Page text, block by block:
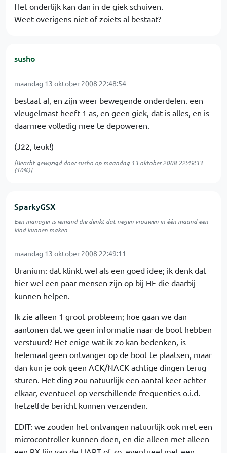
Het onderlijk kan dan in de giek schuiven.
Weet overigens niet of zoiets al bestaat?
susho
maandag 13 oktober 2008 22:48:54
bestaat al, en zijn weer bewegende onderdelen. een
vleugelmast heeft 1 as, en geen giek, dat is alles, en is
daarmee volledig mee te depoweren.
(J22, leuk!)
[Bericht gewijzigd doorsusho op maandag 13 oktober 2008 22:49:33
(10%)]
SparkyGSX
Een manager is iemand die denkt dat negen vrouwen in één maand een
kind kunnen maken
maandag 13 oktober 2008 22:49:11
Uranium: dat klinkt wel als een goed idee; ik denk dat
hier wel een paar mensen zijn op bij HF die daarbij
kunnen helpen.
Ik zie alleen 1 groot probleem; hoe gaan we dan
aantonen dat we geen informatie naar de boot hebben
verstuurd? Het enige wat ik zo kan bedenken, is
helemaal geen ontvanger op de boot te plaatsen, maar
dan kun je ook geen ACK/NACK achtige dingen terug
sturen. Het ding zou natuurlijk een aantal keer achter
elkaar, eventueel op verschillende frequenties o.i.d.
hetzelfde bericht kunnen verzenden.
EDIT: we zouden het ontvangen natuurlijk ook met een
microcontroller kunnen doen, en die alleen met alleen